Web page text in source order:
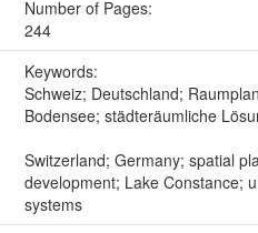
Number of Pages:
244
Keywords:
Schweiz; Deutschland;
Bodensee; städteräumliche
Switzerland; Germany; spatial
development; Lake Constance;
systems